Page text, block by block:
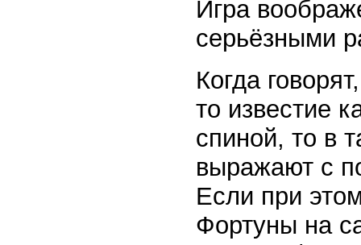
Игра
серьёзными
Когда
то известие
спиной, то в
выражают с
Если при
Фортуны на